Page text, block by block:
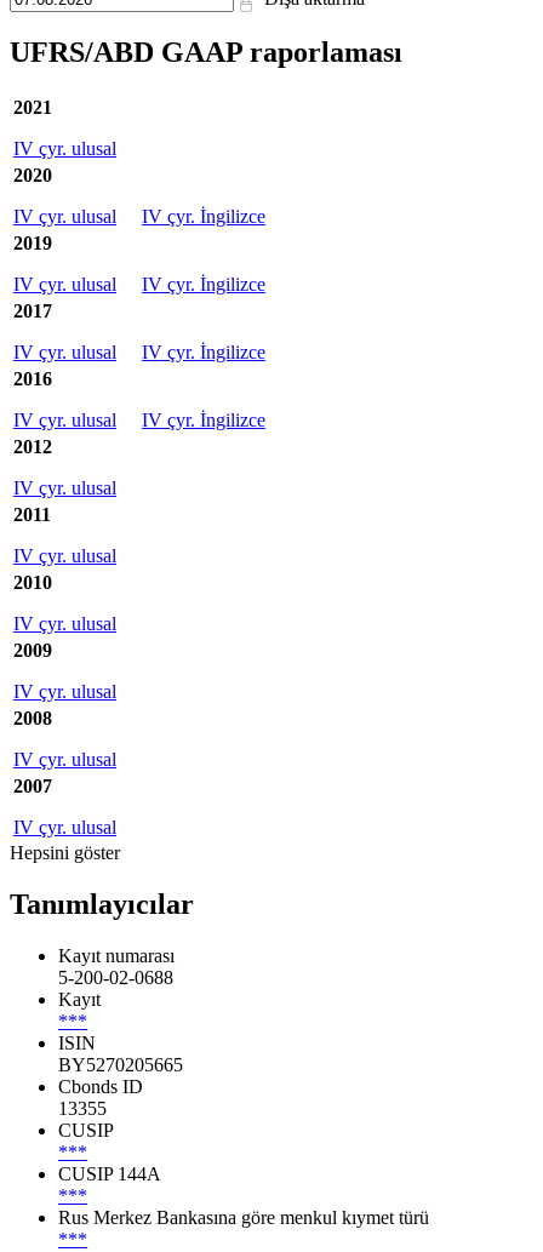
UFRS/ABD GAAP raporlaması
2021
IV çyr. ulusal
2020
IV çyr. ulusal
IV çyr. İngilizce
2019
IV çyr. ulusal
IV çyr. İngilizce
2017
IV çyr. ulusal
IV çyr. İngilizce
2016
IV çyr. ulusal
IV çyr. İngilizce
2012
IV çyr. ulusal
2011
IV çyr. ulusal
2010
IV çyr. ulusal
2009
IV çyr. ulusal
2008
IV çyr. ulusal
2007
IV çyr. ulusal
Hepsini göster
Tanımlayıcılar
Kayıt numarası
5-200-02-0688
Kayıt
***
ISIN
BY5270205665
Cbonds ID
13355
CUSIP
***
CUSIP 144A
***
Rus Merkez Bankasına göre menkul kıymet türü
***